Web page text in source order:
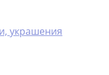
украшения